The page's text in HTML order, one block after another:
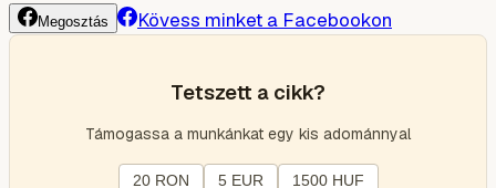
Megosztás Kövess minket a Facebookon
Tetszett a cikk?
Támogassa a munkánkat egy kis adománnyal
20 RON 5 EUR 1500 HUF